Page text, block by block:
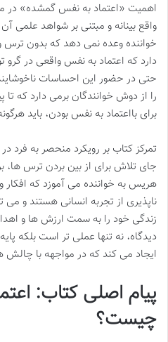
اهمیت «اعتماد به نفس گمشده» در
واقع بینانه و مبتنی بر شواهد علمی
خواننده وعده نمی دهد که بدون ترس و
دارد که اعتماد به نفس واقعی در گرو
حتی در حضور این احساسات
را از دوش خوانندگان برمی دارد که
برای بااعتماد به نفس بودن، باید
تمرکز کتاب بر رویکرد منحصر به فرد
جای تلاش برای از بین بردن ترس
هریس به خواننده می آموزد که
ناپذیری از تجربه انسانی هستند و
زندگی خود را به سمت ارزش ها و
دیدگاه، نه تنها عملی تر است بلکه
ایجاد می کند که در مواجهه با چالش
پیام اصلی کتاب:
چیست؟